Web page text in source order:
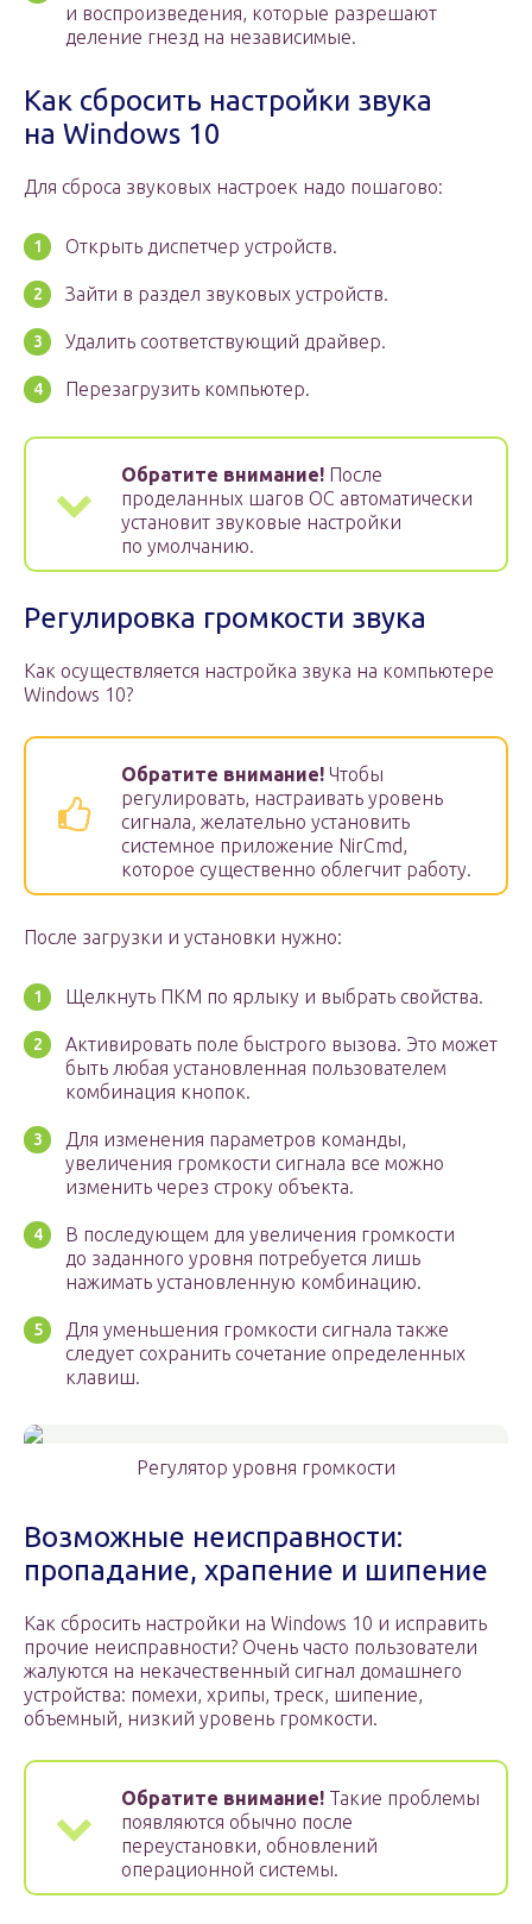
и воспроизведения, которые разрешают
деление гнезд на независимые.
Как сбросить настройки звука
на Windows 10
Для сброса звуковых настроек надо пошагово:
Открыть диспетчер устройств.
Зайти в раздел звуковых устройств.
Удалить соответствующий драйвер.
Перезагрузить компьютер.
Обратите внимание! После
проделанных шагов ОС автоматически
установит звуковые настройки
по умолчанию.
Регулировка громкости звука
Как осуществляется настройка звука на компьютере
Windows 10?
Обратите внимание! Чтобы
регулировать, настраивать уровень
сигнала, желательно установить
системное приложение NirCmd,
которое существенно облегчит работу.
После загрузки и установки нужно:
Щелкнуть ПКМ по ярлыку и выбрать свойства.
Активировать поле быстрого вызова. Это может
быть любая установленная пользователем
комбинация кнопок.
Для изменения параметров команды,
увеличения громкости сигнала все можно
изменить через строку объекта.
В последующем для увеличения громкости
до заданного уровня потребуется лишь
нажимать установленную комбинацию.
Для уменьшения громкости сигнала также
следует сохранить сочетание определенных
клавиш.
Регулятор уровня громкости
Возможные неисправности:
пропадание, храпение и шипение
Как сбросить настройки на Windows 10 и исправить
прочие неисправности? Очень часто пользователи
жалуются на некачественный сигнал домашнего
устройства: помехи, хрипы, треск, шипение,
объемный, низкий уровень громкости.
Обратите внимание! Такие проблемы
появляются обычно после
переустановки, обновлений
операционной системы.